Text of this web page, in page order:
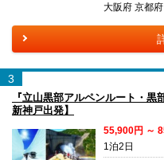
大阪府 京都府
3
『立山黒部アルペンルート・
新神戸出発】
55,900円 ～
1泊2日